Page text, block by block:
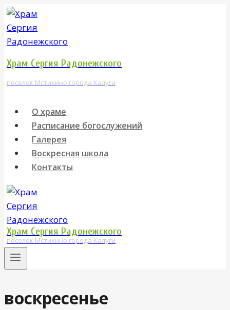
Перейти
к
содержимому
Храм Сергия Радонежского
поселок Мстихино города Калуги
О храме
Расписание богослужений
Галерея
Воскресная школа
Контакты
Храм Сергия Радонежского
поселок Мстихино города Калуги
воскресенье